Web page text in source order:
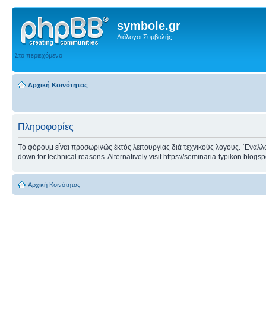
symbole.gr
Διάλογοι Συμβολῆς
Στο περιεχόμενο
Αρχική Κοινότητας
Πληροφορίες
Τὸ φόρουμ εἶναι προσωρινῶς ἐκτὸς λειτουργίας διὰ τεχνικοὺς λόγους.
down for technical reasons. Alternatively visit https://seminaria-
Αρχική Κοινότητας